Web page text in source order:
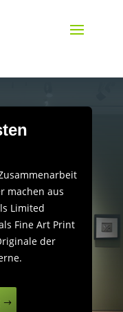
machen aus
Limited
Fine Art Print
der